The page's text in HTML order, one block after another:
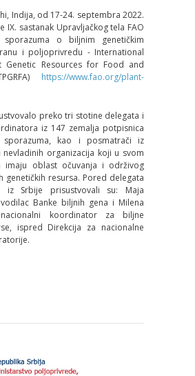
Indija, od 17-24. septembra 2022.
IX. sastanak Upravlјačkog tela FAO
sporazuma o bilјnim genetičkim
i polјoprivredu - International
Genetic Resources for Food and
https://www.fao.org/plant-
preko tri stotine delegata i
iz 147 zemalјa potpisnica
sporazuma, kao i posmatrači iz
organizacija koji u svom
imaju oblast očuvanja i održivog
genetičkih resursa. Pored delegata
iz Srbije prisustvovali su: Maja
Banke bilјnih gena i Milena
koordinator za bilјne
ispred Direkcija za nacionalne